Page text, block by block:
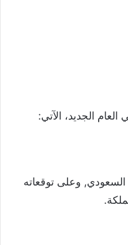
الجديد، الآتي:
وعلى توقعاته